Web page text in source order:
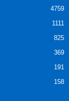
4759
1111
825
369
191
158